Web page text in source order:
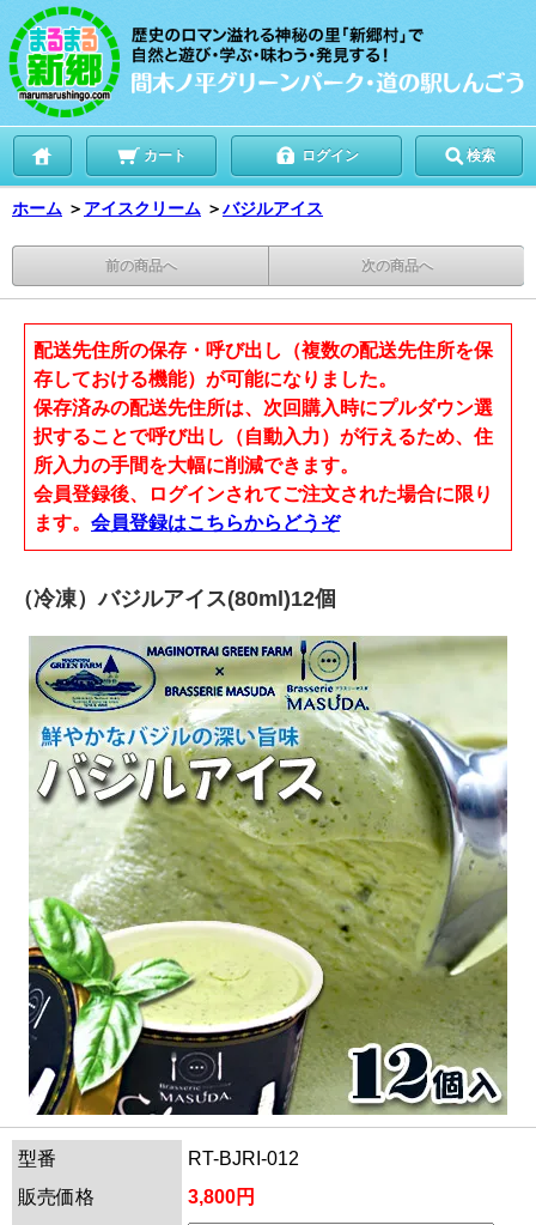
カート ログイン 検索
ホーム ＞ アイスクリーム ＞バジルアイス
前の商品へ 次の商品へ
配送先住所の保存・呼び出し（複数の配送先住所を保
存しておける機能）が可能になりました。
保存済みの配送先住所は、次回購入時にプルダウン選
択することで呼び出し（自動入力）が行えるため、住
所入力の手間を大幅に削減できます。
会員登録後、ログインされてご注文された場合に限り
ます。 会員登録はこちらからどうぞ
（冷凍）バジルアイス(80ml)12個
型番
RT-BJRI-012
販売価格
3,800円